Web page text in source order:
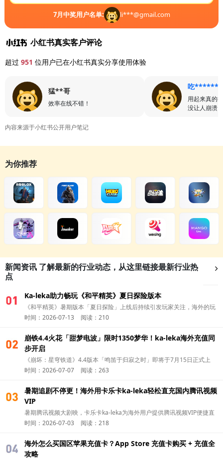
7月中奖用户名单: li***@gmail.com
小红书真实客户评论
超过 951 位用户已在小红书真实分享使用体验
猛**哥
效率在线不错！
吃******
用起来真的
没让人崩溃
内容来源于小红书公开用户笔记
为你推荐
新闻资讯 了解最新的行业动态，从这里链接最新行业热
点
01
Ka-leka助力畅玩《和平精英》夏日探险版本
《和平精英》暑期版本「夏日探险」上线后持续引发玩家关注，海外的玩
家除了第一时间更新版本，可以通过 华人充值平台Ka-leka 完成国区游戏
时间：2026-07-13 阅读：210
01
崩铁4.4火花「甜梦电波」限时1350梦华！ka-leka海外充值同
步开启
《崩坏：星穹铁道》4.4版本「鸣笛于归寂之时」即将于7月15日正式上
线。今天就和卡乐卡ka-leka一起了解，怎么海外充值火花（Sparkle） 的
时间：2026-07-07 阅读：263
01
暑期追剧不停更！海外用卡乐卡ka-leka轻松直充国内腾讯视频
VIP
暑期腾讯视频大剧映，卡乐卡ka-leka为海外用户提供腾讯视频VIP便捷直
充，追剧无广告畅看一夏。
时间：2026-07-03 阅读：218
01
海外怎么买国区苹果充值卡？App Store 充值卡购买 + 充值全
攻略